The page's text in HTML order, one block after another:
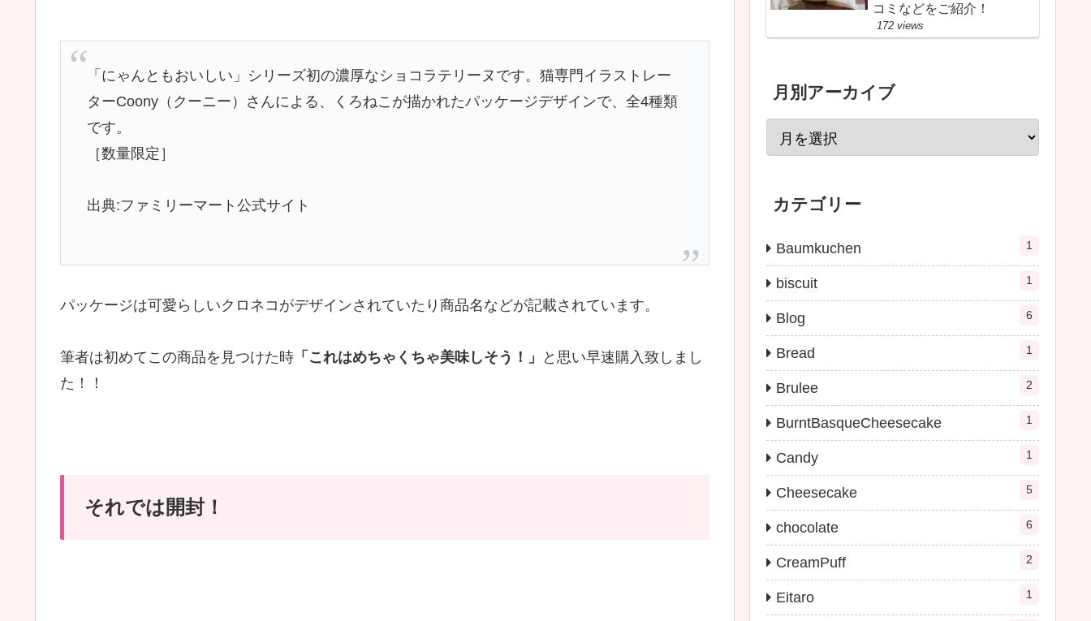
「にゃんともおいしい」シリーズ初の濃厚なショコラテリーヌです。猫専門イラストレー
ターCoony（クーニー）さんによる、くろねこが描かれたパッケージデザインで、全4種類
です。
［数量限定］
出典:ファミリーマート公式サイト
パッケージは可愛らしいクロネコがデザインされていたり商品名などが記載されています。
筆者は初めてこの商品を見つけた時 「これはめちゃくちゃ美味しそう！」
と思い早速購入致しまし
た！！
それでは開封！
コミなどをご紹介！
172 views
月別アーカイブ
カテゴリー
Baumkuchen 1
biscuit 1
Blog 6
Bread 1
Brulee 2
BurntBasqueCheesecake 1
Candy 1
Cheesecake 5
chocolate 6
CreamPuff 2
Eitaro 1